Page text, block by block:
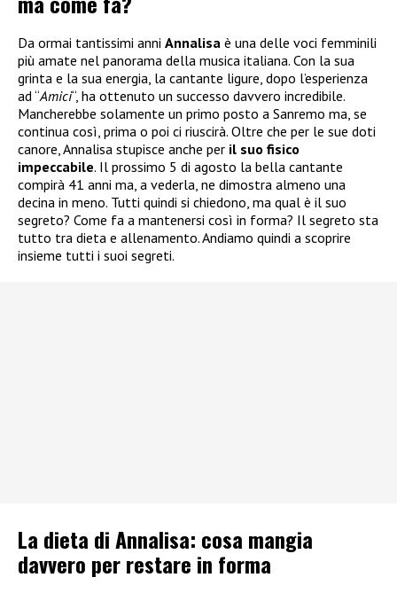
Da ormai tantissimi anni Annalisa è una delle voci femminili
più amate nel panorama della musica italiana. Con la sua
grinta e la sua energia, la cantante ligure, dopo l’esperienza
ad “Amici“, ha ottenuto un successo davvero incredibile.
Mancherebbe solamente un primo posto a Sanremo ma, se
continua così, prima o poi ci riuscirà. Oltre che per le sue doti
canore, Annalisa stupisce anche per il suo fisico
impeccabile. Il prossimo 5 di agosto la bella cantante
compirà 41 anni ma, a vederla, ne dimostra almeno una
decina in meno. Tutti quindi si chiedono, ma qual è il suo
segreto? Come fa a mantenersi così in forma? Il segreto sta
tutto tra dieta e allenamento. Andiamo quindi a scoprire
insieme tutti i suoi segreti.
La dieta di Annalisa: cosa mangia
davvero per restare in forma